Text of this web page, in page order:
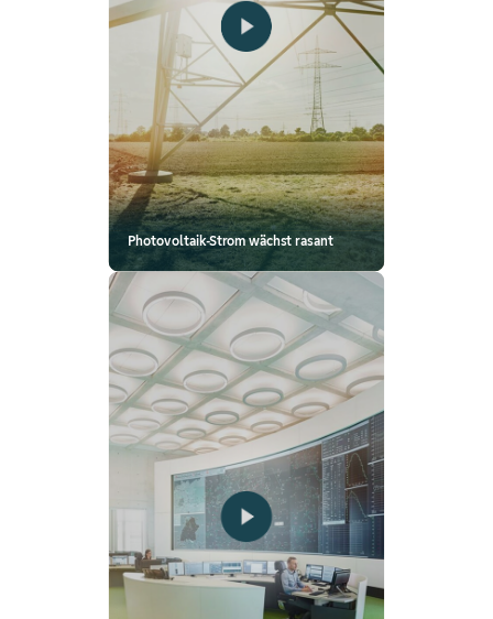
Photovoltaik-Strom wächst rasant